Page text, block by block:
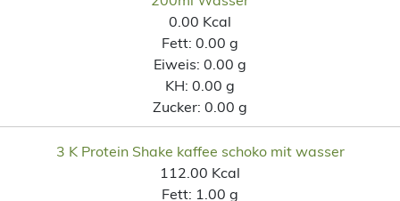
0.00 Kcal
Fett: 0.00 g
Eiweis: 0.00 g
KH: 0.00 g
Zucker: 0.00 g
3 K Protein Shake kaffee schoko mit wasser
112.00 Kcal
Fett: 1.00 g